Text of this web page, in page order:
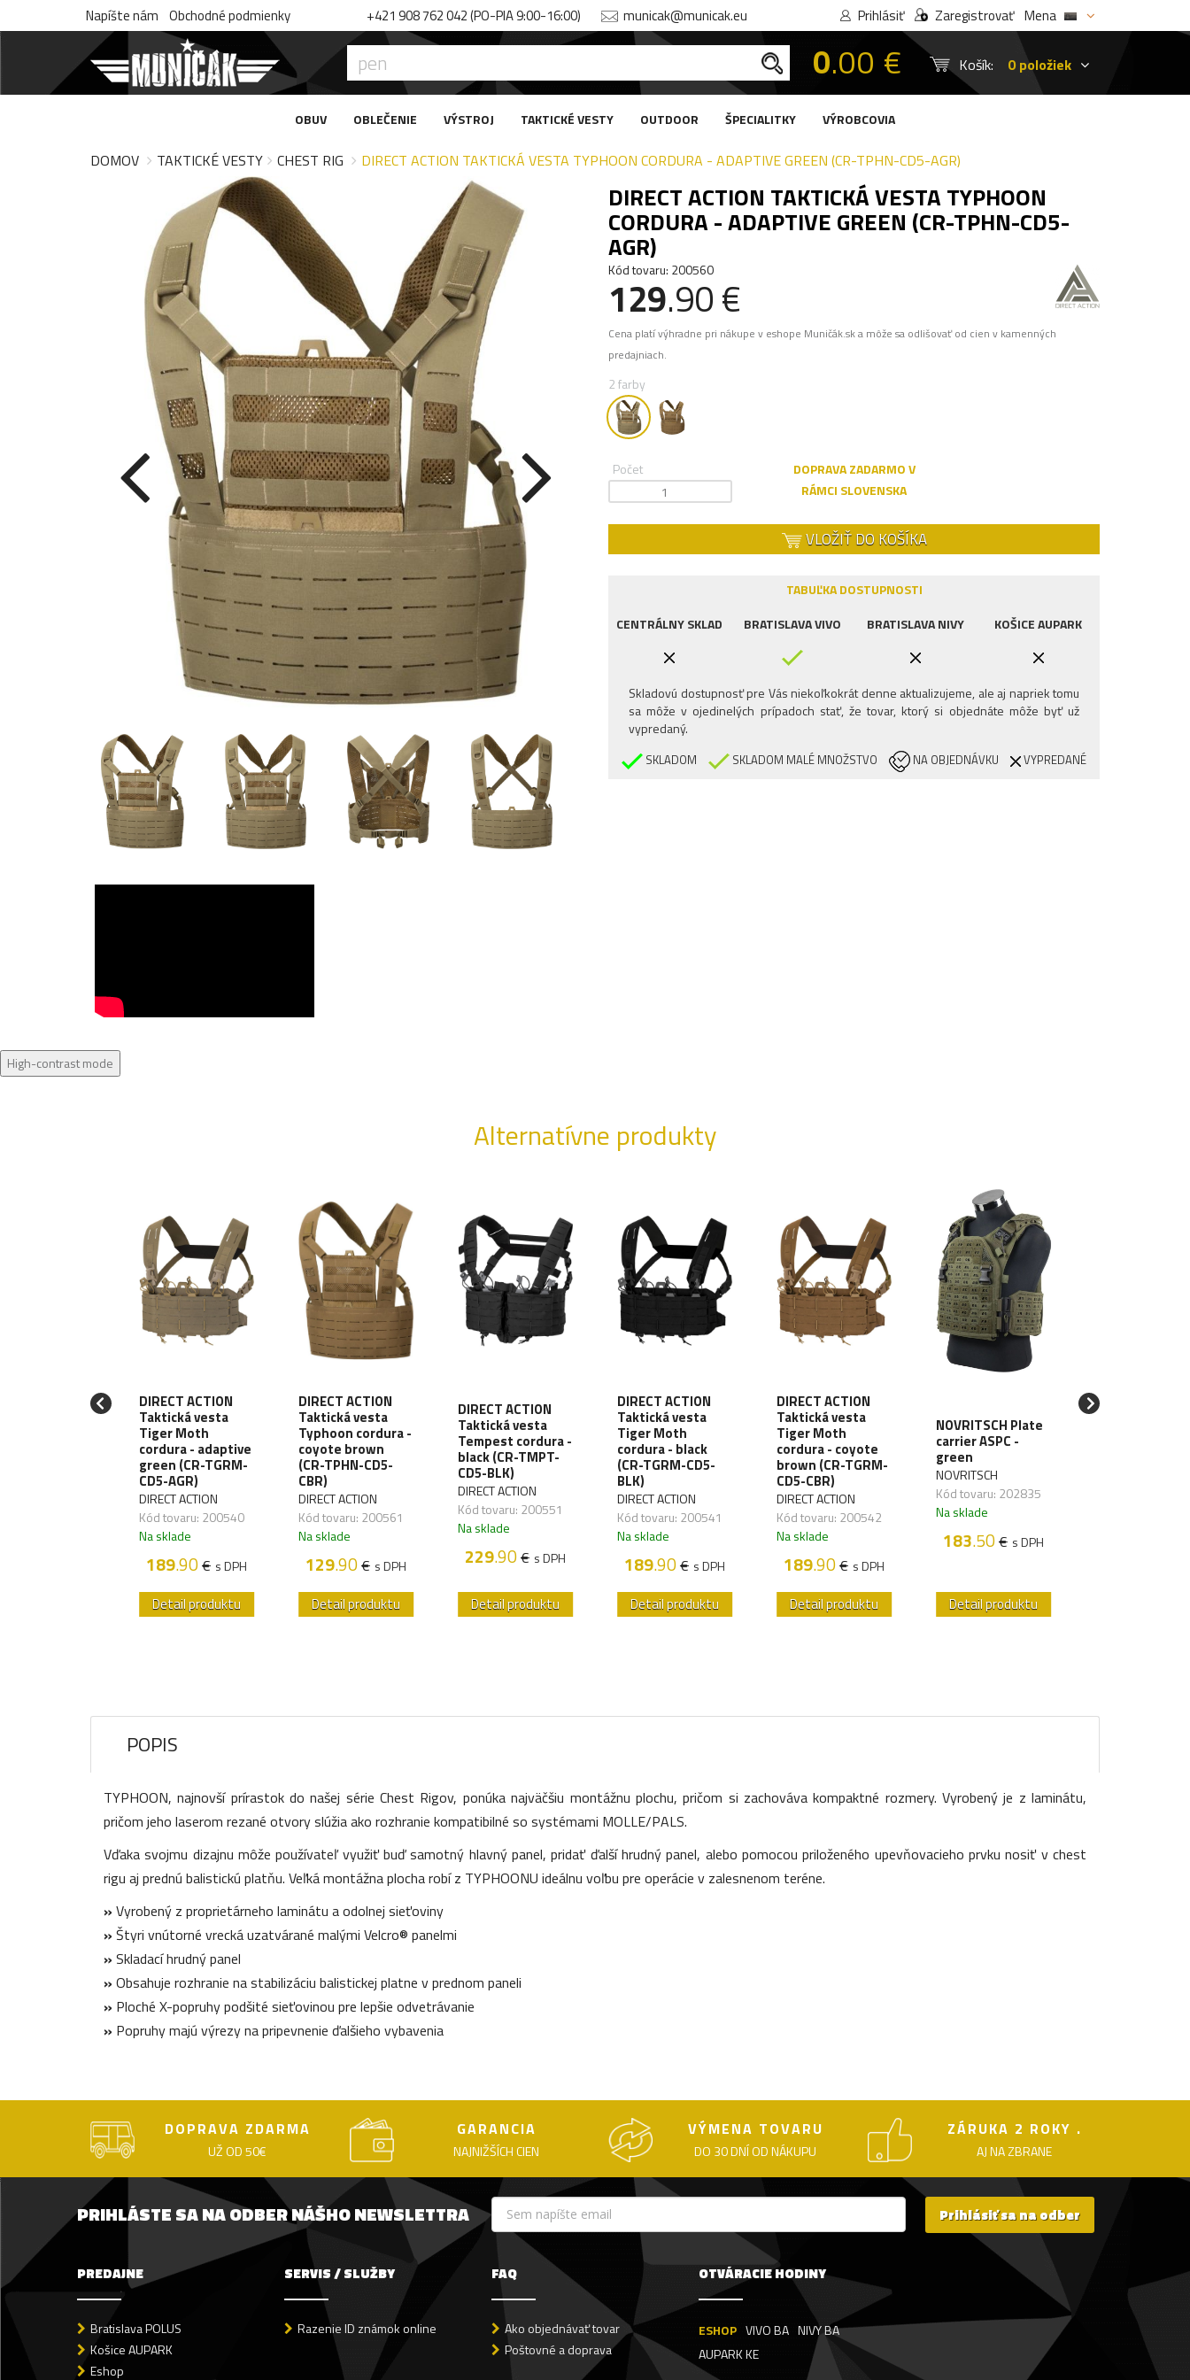
Napíšte nám Obchodné podmienky +421 908 762 042 (PO-PIA 9:00-16:00) municak@municak.eu Prihlásiť Zaregistrovať Mena
0.00 € Košík: 0 položiek
OBUV OBLEČENIE VÝSTROJ TAKTICKÉ VESTY OUTDOOR ŠPECIALITKY VÝROBCOVIA
DOMOV TAKTICKÉ VESTY CHEST RIG DIRECT ACTION TAKTICKÁ VESTA TYPHOON CORDURA - ADAPTIVE GREEN (CR-TPHN-CD5-AGR)
DIRECT ACTION TAKTICKÁ VESTA TYPHOON
CORDURA - ADAPTIVE GREEN (CR-TPHN-CD5-
AGR)
Kód tovaru: 200560
129.90 €
Cena platí výhradne pri nákupe v eshope Muničák.sk a môže sa odlišovať od cien v kamenných
predajniach.
2 farby
Počet
DOPRAVA ZADARMO V
RÁMCI SLOVENSKA
VLOŽIŤ DO KOŠÍKA
TABUĽKA DOSTUPNOSTI
CENTRÁLNY SKLAD
BRATISLAVA VIVO BRATISLAVA NIVY KOŠICE AUPARK
Skladovú dostupnosť pre Vás niekoľkokrát denne aktualizujeme, ale aj napriek tomu
sa môže v ojedinelých prípadoch stať, že tovar, ktorý si objednáte môže byť už
vypredaný.
SKLADOM SKLADOM MALÉ MNOŽSTVO NA OBJEDNÁVKU VYPREDANÉ
High-contrast mode
Alternatívne produkty
DIRECT ACTION
Taktická vesta
Tiger Moth
cordura - adaptive
green (CR-TGRM-
CD5-AGR)
DIRECT ACTION
Kód tovaru: 200540
Na sklade
189.90€ s DPH
Detail produktu
DIRECT ACTION
Taktická vesta
Typhoon cordura -
coyote brown
(CR-TPHN-CD5-
CBR)
DIRECT ACTION
Kód tovaru: 200561
Na sklade
129.90€ s DPH
Detail produktu
DIRECT ACTION
Taktická vesta
Tempest cordura -
black (CR-TMPT-
CD5-BLK)
DIRECT ACTION
Kód tovaru: 200551
Na sklade
229.90€ s DPH
Detail produktu
DIRECT ACTION
Taktická vesta
Tiger Moth
cordura - black
(CR-TGRM-CD5-
BLK)
DIRECT ACTION
Kód tovaru: 200541
Na sklade
189.90€ s DPH
Detail produktu
DIRECT ACTION
Taktická vesta
Tiger Moth
cordura - coyote
brown (CR-TGRM-
CD5-CBR)
DIRECT ACTION
Kód tovaru: 200542
Na sklade
189.90€ s DPH
Detail produktu
NOVRITSCH Plate
carrier ASPC -
green
NOVRITSCH
Kód tovaru: 202835
Na sklade
183.50€ s DPH
Detail produktu
DIRECT ACTION
Taktická vesta
POPIS
TYPHOON, najnovší prírastok do našej série Chest Rigov, ponúka najväčšiu montážnu plochu, pričom si zachováva kompaktné rozmery. Vyrobený je z laminátu,
pričom jeho laserom rezané otvory slúžia ako rozhranie kompatibilné so systémami MOLLE/PALS.
Vďaka svojmu dizajnu môže používateľ využiť buď samotný hlavný panel, pridať ďalší hrudný panel, alebo pomocou priloženého upevňovacieho prvku nosiť v chest
rigu aj prednú balistickú platňu. Veľká montážna plocha robí z TYPHOONU ideálnu voľbu pre operácie v zalesnenom teréne.
» Vyrobený z proprietárneho laminátu a odolnej sieťoviny
» Štyri vnútorné vrecká uzatvárané malými Velcro® panelmi
» Skladací hrudný panel
» Obsahuje rozhranie na stabilizáciu balistickej platne v prednom paneli
» Ploché X-popruhy podšité sieťovinou pre lepšie odvetrávanie
» Popruhy majú výrezy na pripevnenie ďalšieho vybavenia
DOPRAVA ZDARMA
UŽ OD 50€
GARANCIA
NAJNIŽŠÍCH CIEN
VÝMENA TOVARU
DO 30 DNÍ OD NÁKUPU
ZÁRUKA 2 ROKY .
AJ NA ZBRANE
PRIHLÁSTE SA NA ODBER NÁŠHO NEWSLETTRA Prihlásiť sa na odber
PREDAJNE
Bratislava POLUS
Košice AUPARK
Eshop
SERVIS / SLUŽBY
Razenie ID známok online
FAQ
Ako objednávať tovar
Poštovné a doprava
OTVÁRACIE HODINY
ESHOP VIVO BA NIVY BA
AUPARK KE